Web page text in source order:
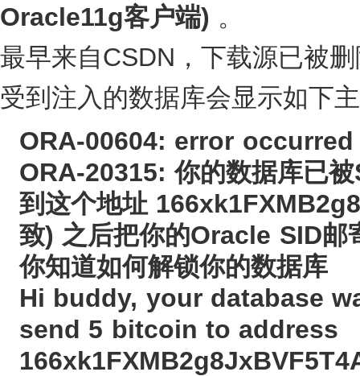
Oracle11g客户端) 。
最早来自CSDN，下载源已被
受到注入的数据库会显示如下
ORA-00604: error
ORA-20315: 你的数据库已
到这个地址
致) 之后把你的Oracle SID
你知道如何解锁你的数据库
Hi buddy, your database
send 5 bitcoin to address